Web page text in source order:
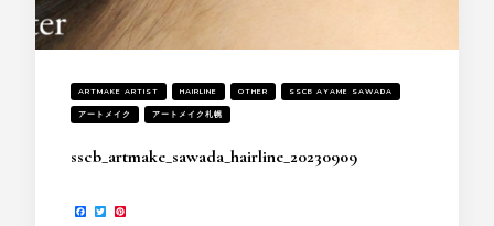
ARTMAKE ARTIST HAIRLINE OTHER SSCB AYAME SAWADA
アートメイク アートメイク札幌
sscb_artmake_sawada_hairline_20230909
Facebook
Twitter